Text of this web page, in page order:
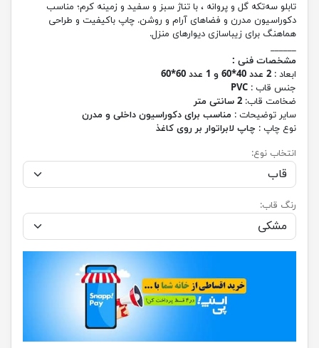
تابلو سه‌تکه گل و پروانه ، با تناژ سبز و سفید و زمینه کرم؛ مناسب
دکوراسیون مدرن و فضاهای آرام و روشن. چاپ باکیفیت و طراحی
هماهنگ برای زیباسازی دیوارهای منزل.
______
مشخصات فنی :
ابعاد : 2 عدد 40*60 و 1 عدد 60*60
جنس قاب : PVC
ضخامت قاب: 2 سانتی متر
سایر توضیحات : مناسب برای دکوراسیون داخلی و مدرن
نوع چاپ : چاپ لابراتوار بر روی کاغذ
انتخاب نوع:
رنگ قاب: